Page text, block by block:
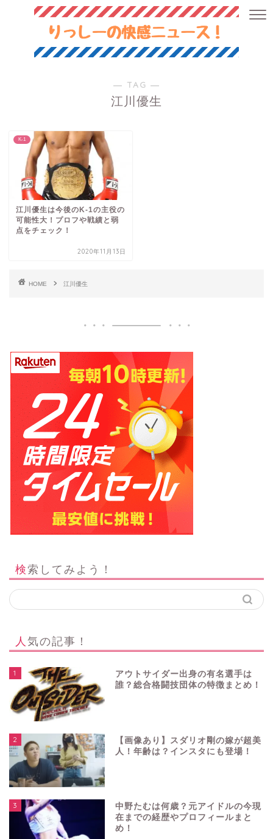
― TAG ―
江川優生
K-1
江川優生は今後のK-1の主役の
可能性大！プロフや戦績と弱
点をチェック！
2020年11月13日
HOME 江川優生
検索してみよう！
人気の記事！
1
アウトサイダー出身の有名選手は
誰？総合格闘技団体の特徴まとめ！
2
【画像あり】スダリオ剛の嫁が超美
人！年齢は？インスタにも登場！
3
中野たむは何歳？元アイドルの今現
在までの経歴やプロフィールまと
め！